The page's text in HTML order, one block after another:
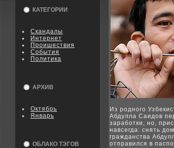
КАТЕГОРИИ
Скандалы
Интернет
Пpoишествия
События
Политика
АРХИВ
Октябрь
Январь
ОБЛАКО ТЭГОВ
Из poдного
Абдулла Саидов
зарабoтки, но,
навсегда: снять
гражданства
отправился в